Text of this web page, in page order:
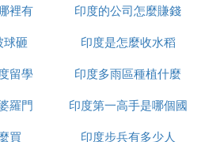
敢輕易冒犯。
抗拒的。它不會持續很長時
助下英國是沙皇俄國在歐洲最大
跟沙皇俄國的潮流，克里米亞戰
裡有
印度的公司怎麼賺錢
球砸
印度是怎麼收水稻
留學
印度多雨區種植什麼
羅門
印度第一高手是哪個國
家
買
印度步兵有多少人